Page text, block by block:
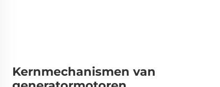
Kernmechanismen van